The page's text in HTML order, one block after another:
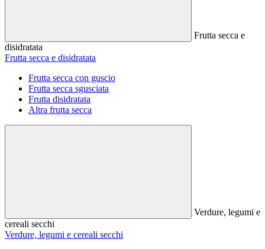
Frutta secca e
disidratata
Frutta secca e disidratata
Frutta secca con guscio
Frutta secca sgusciata
Frutta disidratata
Altra frutta secca
Verdure, legumi e
cereali secchi
Verdure, legumi e cereali secchi